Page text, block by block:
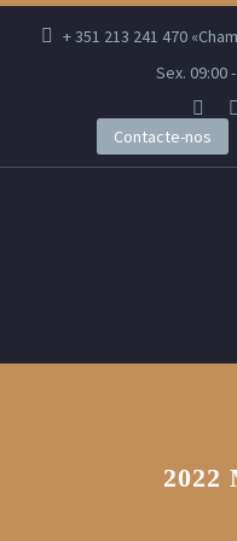
+ 351 213 241 470
Sex. 09:00
Contacte-nos
2022